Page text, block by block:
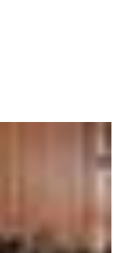
libero arbitrio
è la
quando non è la
Infinito.
coscienti, ma
non può vivere
che l’IA